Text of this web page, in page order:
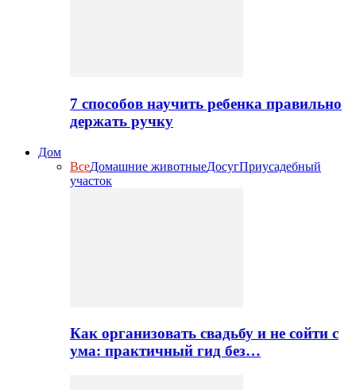
7 способов научить ребенка правильно
держать ручку
Дом
ВсеДомашние животныеДосугПриусадебный
участок
Как организовать свадьбу и не сойти с
ума: практичный гид без…